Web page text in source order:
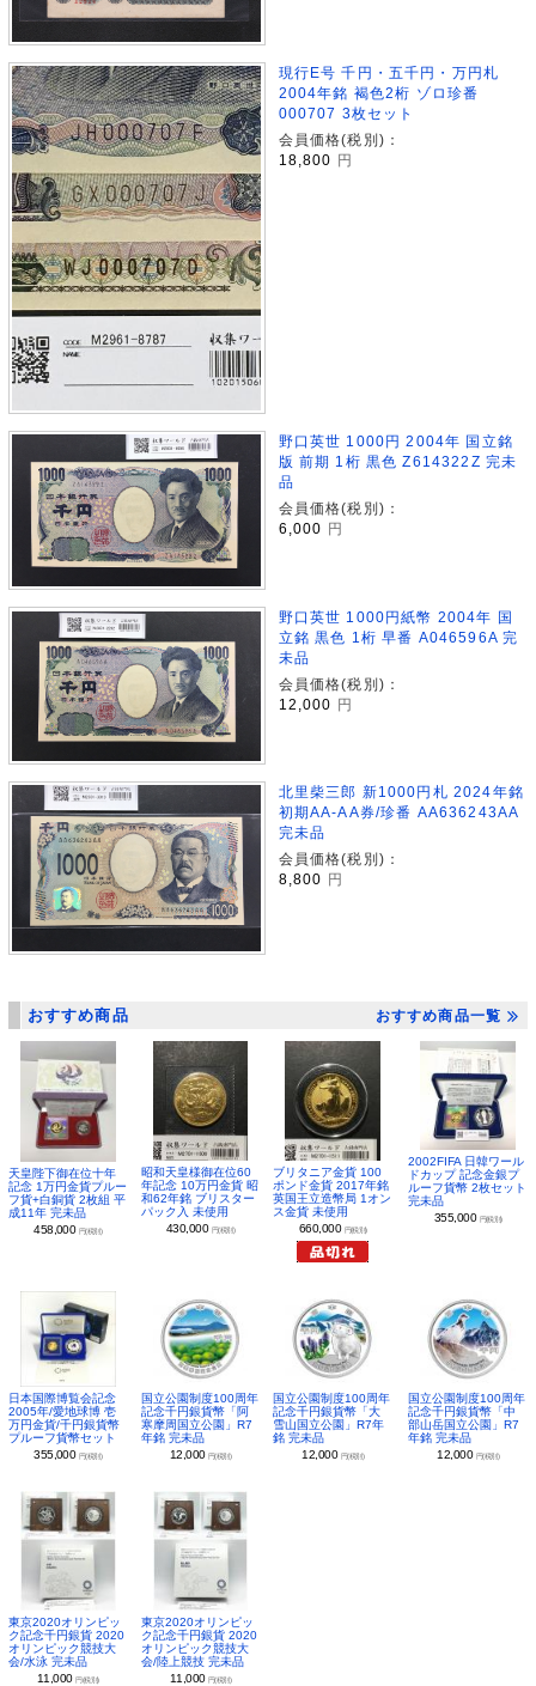
現行E号 千円・五千円・万円札
2004年銘 褐色2桁 ゾロ珍番
000707 3枚セット
会員価格(税別)：
18,800 円
野口英世 1000円 2004年 国立銘
版 前期 1桁 黒色 Z614322Z 完未
品
会員価格(税別)：
6,000 円
野口英世 1000円紙幣 2004年 国
立銘 黒色 1桁 早番 A046596A 完
未品
会員価格(税別)：
12,000
円
北里柴三郎 新1000円札 2024年銘
初期AA-AA券/珍番 AA636243AA
完未品
会員価格(税別)：
8,800 円
おすすめ商品 おすすめ商品一覧
天皇陛下御在位十年
記念 1万円金貨プルー
フ貨+白銅貨 2枚組 平
成11年 完未品
458,000 円(税別)
昭和天皇様御在位60
年記念 10万円金貨 昭
和62年銘 ブリスター
パック入 未使用
430,000 円(税別)
ブリタニア金貨 100
ポンド金貨 2017年銘
英国王立造幣局 1オン
ス金貨 未使用
660,000 円(税別)
2002FIFA 日韓ワール
ドカップ 記念金銀プ
ルーフ貨幣 2枚セット
完未品
355,000 円(税別)
日本国際博覧会記念
2005年/愛地球博 壱
万円金貨/千円銀貨幣
プルーフ貨幣セット
355,000 円(税別)
国立公園制度100周年
記念千円銀貨幣「阿
寒摩周国立公園」R7
年銘 完未品
12,000 円(税別)
国立公園制度100周年
記念千円銀貨幣「大
雪山国立公園」R7年
銘 完未品
12,000 円(税別)
国立公園制度100周年
記念千円銀貨幣「中
部山岳国立公園」R7
年銘 完未品
12,000 円(税別)
東京2020オリンピッ
ク記念千円銀貨 2020
オリンピック競技大
会/水泳 完未品
11,000円(税別)
東京2020オリンピッ
ク記念千円銀貨 2020
オリンピック競技大
会/陸上競技 完未品
11,000 円(税別)